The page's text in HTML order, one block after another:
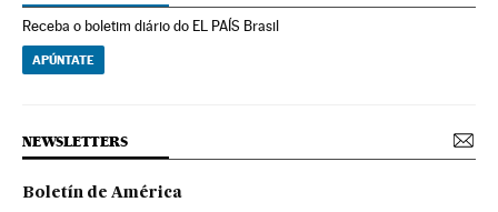
Receba o boletim diário do EL PAÍS Brasil
APÚNTATE
NEWSLETTERS
Boletín de América